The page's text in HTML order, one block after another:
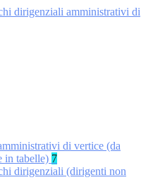
dirigenziali amministrativi di
di vertice (da
in tabelle) 7
dirigenziali (dirigenti non